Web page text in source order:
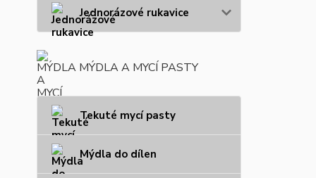
Jednorázové rukavice
MÝDLA A MYCÍ PASTY
Tekuté mycí pasty
Mýdla do dílen